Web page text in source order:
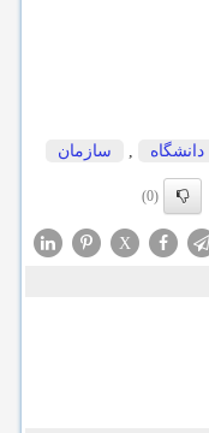
دانشگاه , سازمان
(0)
X